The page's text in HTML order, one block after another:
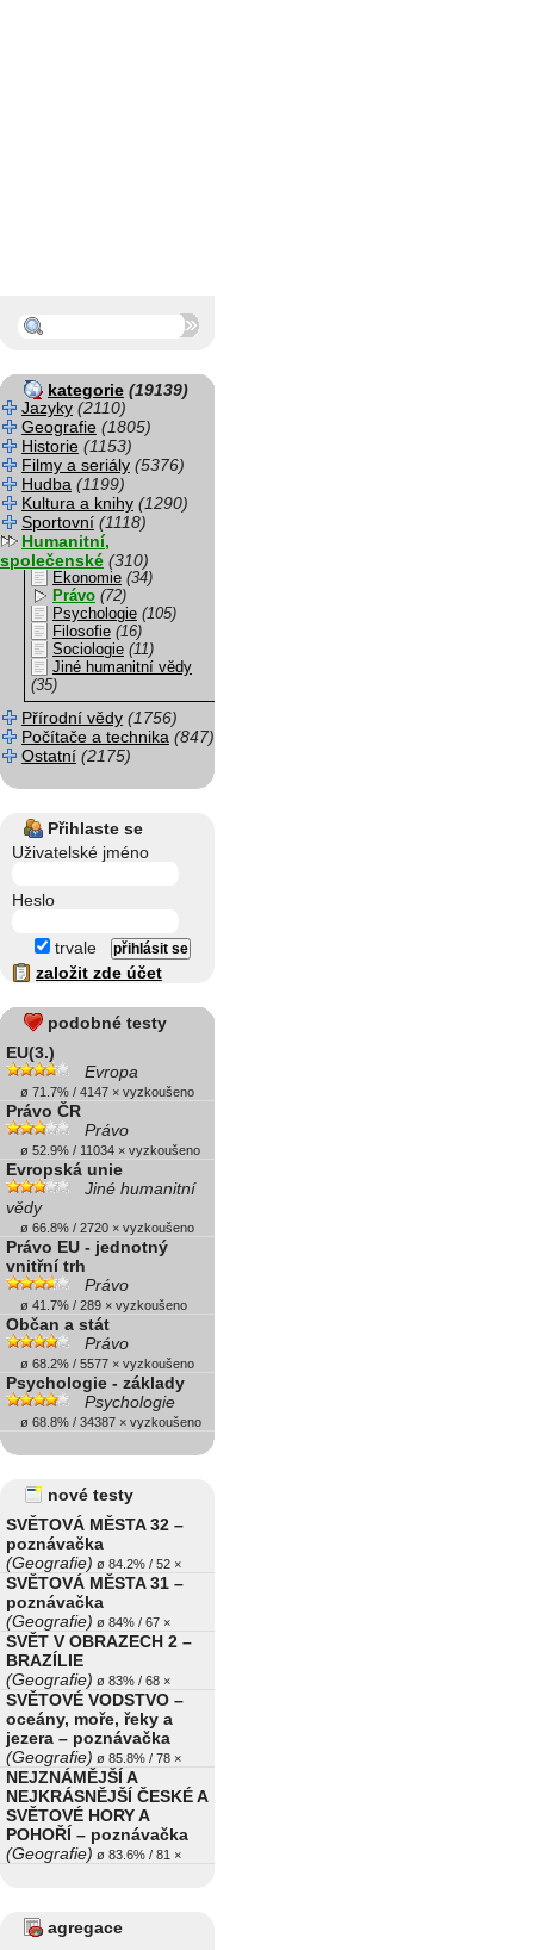
kategorie (19139)
Jazyky (2110)
Geografie (1805)
Historie (1153)
Filmy a seriály (5376)
Hudba (1199)
Kultura a knihy (1290)
Sportovní (1118)
Humanitní,
společenské (310)
Ekonomie (34)
Právo (72)
Psychologie (105)
Filosofie (16)
Sociologie (11)
Jiné humanitní vědy
(35)
Přírodní vědy (1756)
Počítače a technika (847)
Ostatní (2175)
Přihlaste se
Uživatelské jméno
Heslo
trvale
založit zde účet
podobné testy
EU(3.)
Evropa
ø 71.7% / 4147 × vyzkoušeno
Právo ČR
Právo
ø 52.9% / 11034 × vyzkoušeno
Evropská unie
Jiné humanitní
vědy
ø 66.8% / 2720 × vyzkoušeno
Právo EU - jednotný
vnitřní trh
Právo
ø 41.7% / 289 × vyzkoušeno
Občan a stát
Právo
ø 68.2% / 5577 × vyzkoušeno
Psychologie - základy
Psychologie
ø 68.8% / 34387 × vyzkoušeno
nové testy
SVĚTOVÁ MĚSTA 32 –
poznávačka
(Geografie) ø 84.2% / 52 ×
SVĚTOVÁ MĚSTA 31 –
poznávačka
(Geografie) ø 84% / 67 ×
SVĚT V OBRAZECH 2 –
BRAZÍLIE
(Geografie) ø 83% / 68 ×
SVĚTOVÉ VODSTVO –
oceány, moře, řeky a
jezera – poznávačka
(Geografie) ø 85.8% / 78 ×
NEJZNÁMĚJŠÍ A
NEJKRÁSNĚJŠÍ ČESKÉ A
SVĚTOVÉ HORY A
POHOŘÍ – poznávačka
(Geografie) ø 83.6% / 81 ×
agregace